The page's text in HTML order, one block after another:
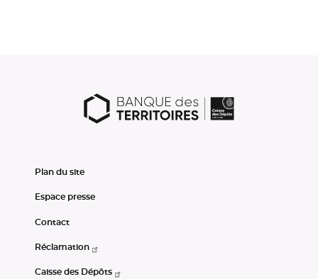
Plan du site
Espace presse
Contact
Réclamation
Caisse des Dépôts